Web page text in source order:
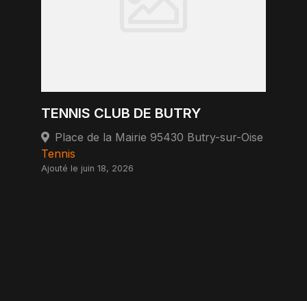
TENNIS CLUB DE BUTRY
Place de la Mairie 95430 Butry-sur-Oise
Tennis
Ajouté le juin 18, 2026